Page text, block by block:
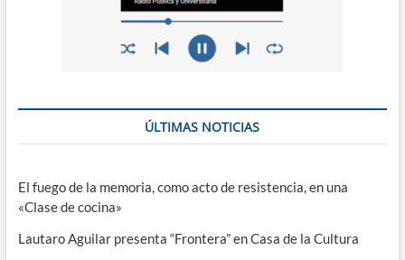
ÚLTIMAS NOTICIAS
El fuego de la memoria, como acto de resistencia, en una
«Clase de cocina»
Lautaro Aguilar presenta “Frontera” en Casa de la Cultura